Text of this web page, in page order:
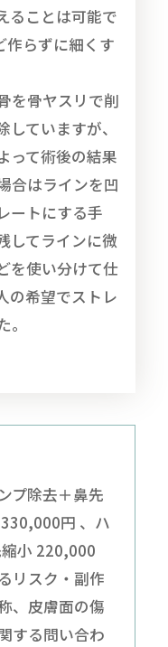
ることは可能で
作らずに細くす
を骨ヤスリで削
ていますが、
って術後の結果
合はラインを凹
ートにする手
してラインに微
を使い分けて仕
の希望でストレ
プ除去＋鼻先
円 、ハ
小 220,000
リスク・副作
、皮膚面の傷
する問い合わ